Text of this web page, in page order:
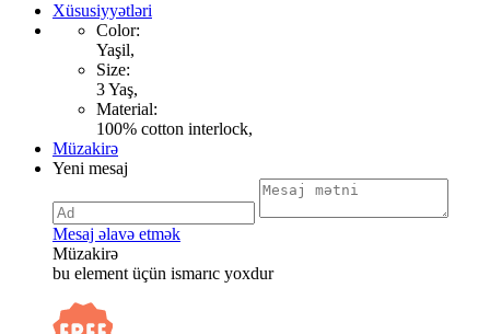
Xüsusiyyətləri
Color:
Yaşil,
Size:
3 Yaş,
Material:
100% cotton interlock,
Müzakirə
Yeni mesaj
Mesaj əlavə etmək
Müzakirə
bu element üçün ismarıc yoxdur